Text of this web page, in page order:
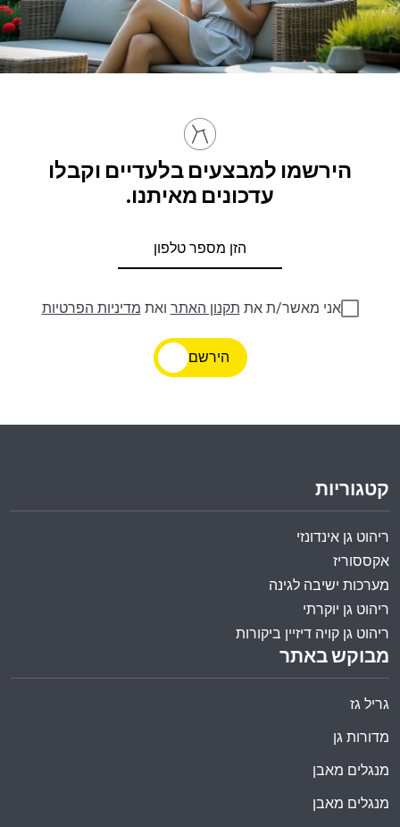
הירשמו למבצעים בלעדיים וקבלו
עדכונים מאיתנו.
אני מאשר/ת את תקנון האתר ואת מדיניות הפרטיות
הירשם
מבוקש באתר
גריל גז
מדורות גן
מנגלים מאבן
מנגלים מאבן
קטגוריות
ריהוט גן אינדונזי
אקססוריז
מערכות ישיבה לגינה
ריהוט גן יוקרתי
ריהוט גן קויה דיזיין ביקורות